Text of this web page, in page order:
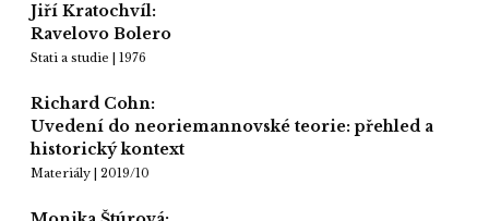
Jiří Kratochvíl:
Ravelovo Bolero
Stati a studie | 1976
Richard Cohn:
Uvedení do neoriemannovské teorie: přehled a
historický kontext
Materiály | 2019/10